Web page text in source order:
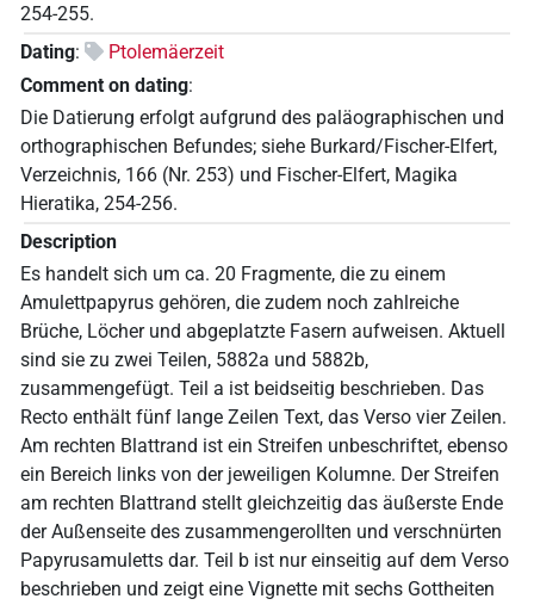
254-255.
Dating:
Ptolemäerzeit
Comment on dating:
Die Datierung erfolgt aufgrund des paläographischen und
orthographischen Befundes; siehe Burkard/Fischer-Elfert,
Verzeichnis, 166 (Nr. 253) und Fischer-Elfert, Magika
Hieratika, 254-256.
Description
Es handelt sich um ca. 20 Fragmente, die zu einem
Amulettpapyrus gehören, die zudem noch zahlreiche
Brüche, Löcher und abgeplatzte Fasern aufweisen. Aktuell
sind sie zu zwei Teilen, 5882a und 5882b,
zusammengefügt. Teil a ist beidseitig beschrieben. Das
Recto enthält fünf lange Zeilen Text, das Verso vier Zeilen.
Am rechten Blattrand ist ein Streifen unbeschriftet, ebenso
ein Bereich links von der jeweiligen Kolumne. Der Streifen
am rechten Blattrand stellt gleichzeitig das äußerste Ende
der Außenseite des zusammengerollten und verschnürten
Papyrusamuletts dar. Teil b ist nur einseitig auf dem Verso
beschrieben und zeigt eine Vignette mit sechs Gottheiten